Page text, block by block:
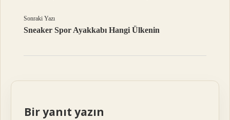
Sonraki Yazı
Sneaker Spor Ayakkabı Hangi Ülkenin
Bir yanıt yazın